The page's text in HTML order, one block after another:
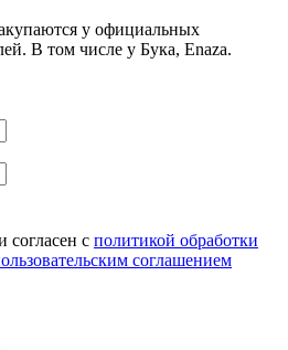
у официальных
В том числе у Бука, Enaza.
согласен с политикой обработки
соглашением